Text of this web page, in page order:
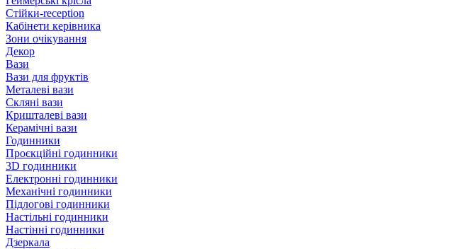
Стійки-reception
Кабінети керівника
Зони очікування
Декор
Вази
Вази для фруктів
Металеві вази
Скляні вази
Кришталеві вази
Керамічні вази
Годинники
Проєкційні годинники
3D годинники
Електронні годинники
Механічні годинники
Підлогові годинники
Настільні годинники
Настінні годинники
Дзеркала